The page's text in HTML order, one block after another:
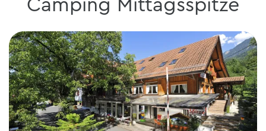
Camping Mittagsspitze